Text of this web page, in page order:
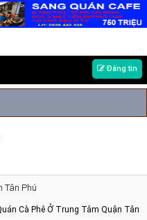
Đăng tin
Tân Phú
Cà Phê Ở Trung Tâm Quận Tân